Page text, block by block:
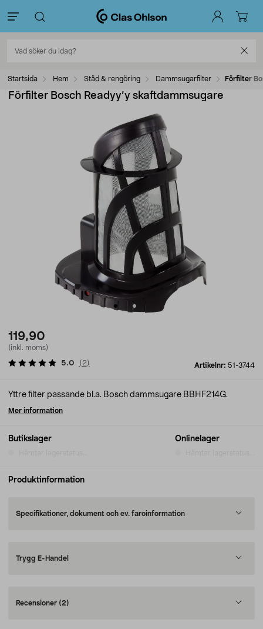
Startsida Hem Städ & rengöring Dammsugarfilter Förfilter
Förfilter Bosch Readyy’y skaftdammsugare
119,90
(inkl. moms)
Artikelnr: 51-3744
5.0 ( 2)
Butikslager Onlinelager
Yttre filter passande bl.a. Bosch dammsugare BBHF214G.
Mer information
Produktinformation
Specifikationer, dokument och ev. faroinformation
Trygg E-Handel
Recensioner (2)